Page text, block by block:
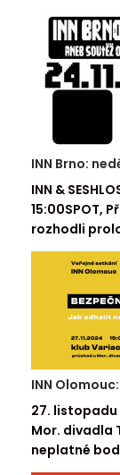
INN Brno:
INN &
15:00SPOT,
rozhodli
INN Olomouc:
27. listopadu
Mor. divadla
neplatné